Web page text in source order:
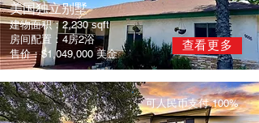
​美国独立别墅
建物面积：2,230 sqft
房间配置：4房2浴
售价：$1,049,000 美金
查看更多
​可人民币支付 100%